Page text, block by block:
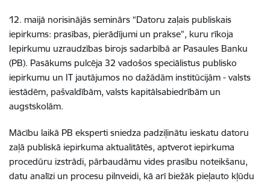
12. maijā norisinājās seminārs “Datoru zaļais publiskais
iepirkums: prasības, pierādījumi un prakse”, kuru rīkoja
Iepirkumu uzraudzības birojs sadarbībā ar Pasaules Banku
(PB). Pasākums pulcēja 32 vadošos speciālistus publisko
iepirkumu un IT jautājumos no dažādām institūcijām - valsts
iestādēm, pašvaldībām, valsts kapitālsabiedrībām un
augstskolām.
Mācību laikā PB eksperti sniedza padziļinātu ieskatu datoru
zaļā publiskā iepirkuma aktualitātēs, aptverot iepirkuma
procedūru izstrādi, pārbaudāmu vides prasību noteikšanu,
datu analīzi un procesu pilnveidi, kā arī biežāk pieļauto kļūdu